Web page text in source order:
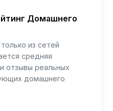
Домашнего
из сетей
средняя
отзывы реальных
домашнего